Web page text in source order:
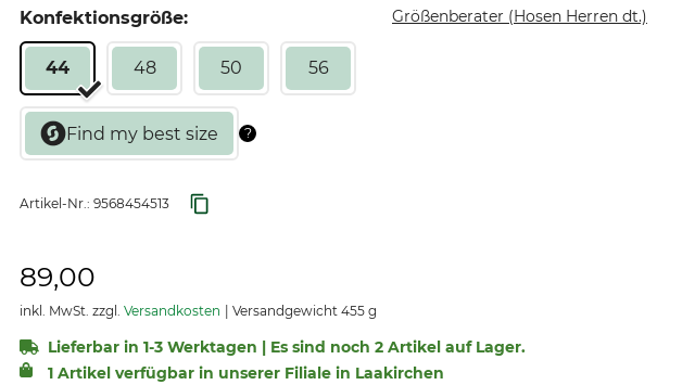
Konfektionsgröße: Größenberater (Hosen Herren dt.)
44 48 50 56
Artikel-Nr.: 9568454513
89,00
inkl. MwSt. zzgl. Versandkosten Versandgewicht 455 g
Lieferbar in 1-3 Werktagen | Es sind noch 2 Artikel auf Lager.
1 Artikel verfügbar in unserer Filiale in Laakirchen